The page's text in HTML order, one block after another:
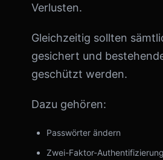
Verlusten.
Gleichzeitig sollten
gesichert und
geschützt werden.
Dazu gehören:
Passwörter ändern
Zwei-Faktor-